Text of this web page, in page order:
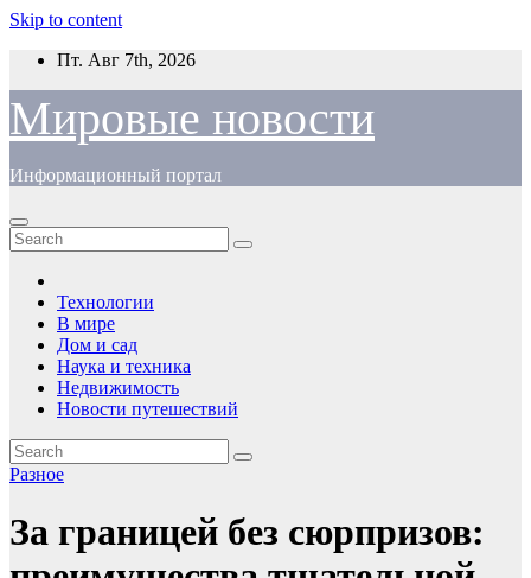
Skip to content
Пт. Авг 7th, 2026
Мировые новости
Информационный портал
Технологии
В мире
Дом и сад
Наука и техника
Недвижимость
Новости путешествий
Разное
За границей без сюрпризов: